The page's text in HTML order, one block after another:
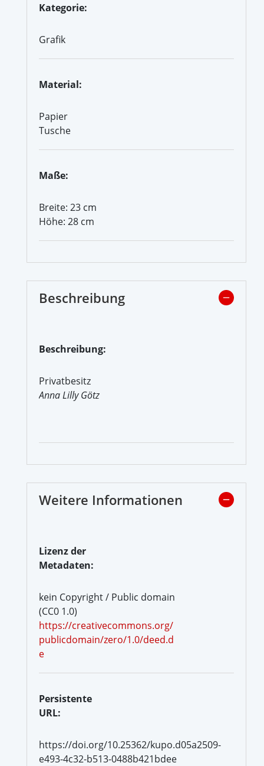
Kategorie:
Grafik
Material:
Papier
Tusche
Maße:
Breite: 23 cm
Höhe: 28 cm
Beschreibung
Beschreibung:
Privatbesitz
Anna Lilly Götz
Weitere Informationen
Lizenz der
Metadaten:
kein Copyright / Public domain
(CC0 1.0)
https://creativecommons.org/
publicdomain/zero/1.0/deed.d
e
Persistente
URL:
https://doi.org/10.25362/kupo.d05a2509-
e493-4c32-b513-0488b421bdee